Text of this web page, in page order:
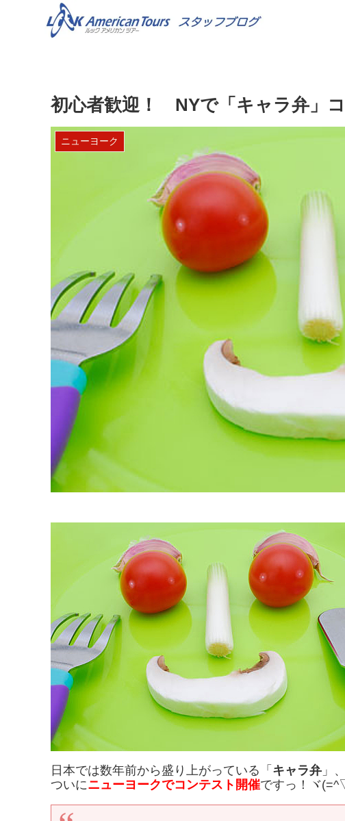
初心者歓迎！ NYで「キャラ弁」コ
ニューヨーク
日本では数年前から盛り上がっている「 キャラ弁 」、
ついにニューヨークでコンテスト開催ですっ！ヾ